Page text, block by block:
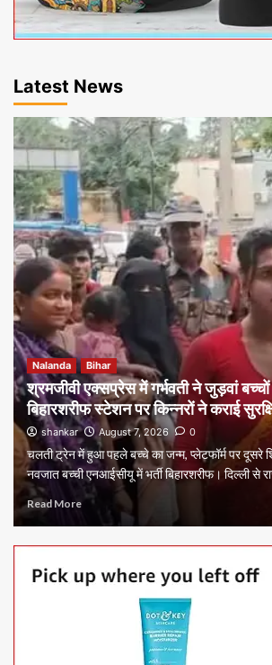
Latest News
Nalanda Bihar
श्रमजीवी एक्सप्रेस में गर्भवती ने जुड़वां बच्चों
बिहारशरीफ स्टेशन पर किन्नरों ने कराई
shankar August 7, 2026 0
चलती ट्रेन में हुआ पहले बच्चे का जन्म, प्लेटफॉर्म पर दूसरे
नवजात बच्ची एनआईसीयू में भर्ती बिहारशरीफ। दिल्ली से
Read More